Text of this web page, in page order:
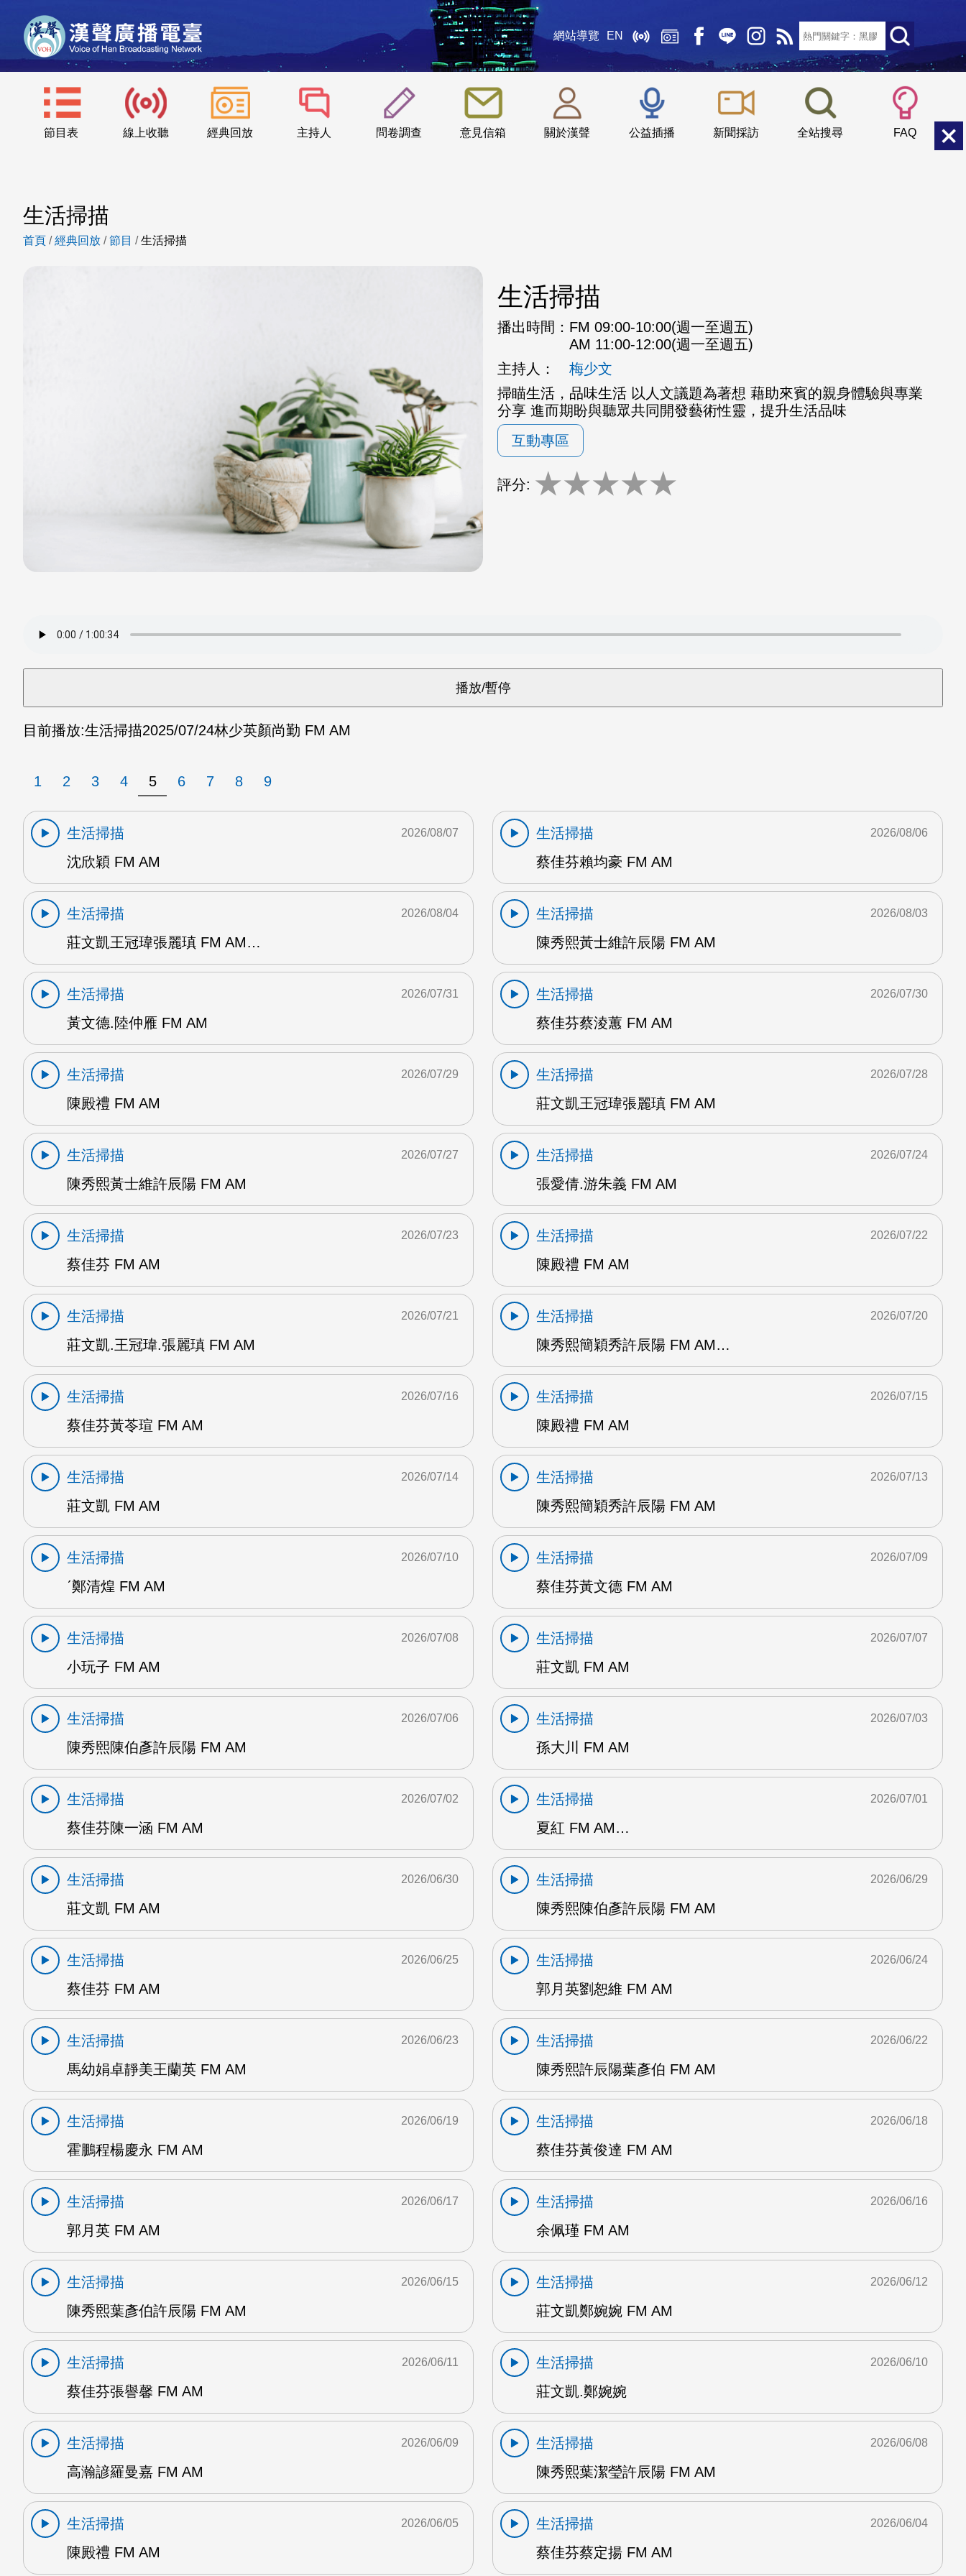
網站導覽 EN
節目表 線上收聽 經典回放 主持人 問卷調查 意見信箱 關於漢聲 公益插播 新聞採訪 全站搜尋 FAQ
::: 小 中
生活掃描
首頁 /經典回放 /節目 /生活掃描
生活掃描
播出時間： FM 09:00-10:00(週一至週五)
AM 11:00-12:00(週一至週五)
主持人：
梅少文
掃瞄生活，品味生活 以人文議題為著想 藉助來賓的親身體驗與專業
分享 進而期盼與聽眾共同開發藝術性靈，提升生活品味
互動專區
評分: ★★★★★
目前播放:生活掃描2025/07/24林少英顏尚勤 FM AM
1 2 3 4 5 6 7 8 9
生活掃描
沈欣穎 FM AM
2026/08/07
生活掃描
蔡佳芬賴均豪 FM AM
2026/08/06
生活掃描
莊文凱王冠瑋張麗瑱 FM AM…
2026/08/04
生活掃描
陳秀熙黃士維許辰陽 FM AM
2026/08/03
生活掃描
黃文德.陸仲雁 FM AM
2026/07/31
生活掃描
蔡佳芬蔡淩蕙 FM AM
2026/07/30
生活掃描
陳殿禮 FM AM
2026/07/29
生活掃描
莊文凱王冠瑋張麗瑱 FM AM
2026/07/28
生活掃描
陳秀熙黃士維許辰陽 FM AM
2026/07/27
生活掃描
張愛倩.游朱義 FM AM
2026/07/24
生活掃描
蔡佳芬 FM AM
2026/07/23
生活掃描
陳殿禮 FM AM
2026/07/22
生活掃描
莊文凱.王冠瑋.張麗瑱 FM AM
2026/07/21
生活掃描
陳秀熙簡穎秀許辰陽 FM AM…
2026/07/20
生活掃描
蔡佳芬黃苓瑄 FM AM
2026/07/16
生活掃描
陳殿禮 FM AM
2026/07/15
生活掃描
莊文凱 FM AM
2026/07/14
生活掃描
陳秀熙簡穎秀許辰陽 FM AM
2026/07/13
生活掃描
ˊ鄭清煌 FM AM
2026/07/10
生活掃描
蔡佳芬黃文德 FM AM
2026/07/09
生活掃描
小玩子 FM AM
2026/07/08
生活掃描
莊文凱 FM AM
2026/07/07
生活掃描
陳秀熙陳伯彥許辰陽 FM AM
2026/07/06
生活掃描
孫大川 FM AM
2026/07/03
生活掃描
蔡佳芬陳一涵 FM AM
2026/07/02
生活掃描
夏紅 FM AM…
2026/07/01
生活掃描
莊文凱 FM AM
2026/06/30
生活掃描
陳秀熙陳伯彥許辰陽 FM AM
2026/06/29
生活掃描
蔡佳芬 FM AM
2026/06/25
生活掃描
郭月英劉恕維 FM AM
2026/06/24
生活掃描
馬幼娟卓靜美王蘭英 FM AM
2026/06/23
生活掃描
陳秀熙許辰陽葉彥伯 FM AM
2026/06/22
生活掃描
霍鵬程楊慶永 FM AM
2026/06/19
生活掃描
蔡佳芬黃俊達 FM AM
2026/06/18
生活掃描
郭月英 FM AM
2026/06/17
生活掃描
余佩瑾 FM AM
2026/06/16
生活掃描
陳秀熙葉彥伯許辰陽 FM AM
2026/06/15
生活掃描
莊文凱鄭婉婉 FM AM
2026/06/12
生活掃描
蔡佳芬張譽馨 FM AM
2026/06/11
生活掃描
莊文凱.鄭婉婉
2026/06/10
生活掃描
高瀚諺羅曼嘉 FM AM
2026/06/09
生活掃描
陳秀熙葉潔瑩許辰陽 FM AM
2026/06/08
生活掃描
陳殿禮 FM AM
2026/06/05
生活掃描
蔡佳芬蔡定揚 FM AM
2026/06/04